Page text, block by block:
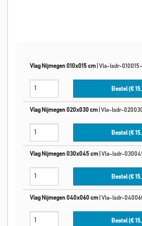
Vlag Nijmegen 010x015 cm Vla-lsdr-
Bestel (€
Vlag Nijmegen 020x030 cm Vla-lsdr-
Bestel (€
Vlag Nijmegen 030x045 cm Vla-lsdr-
Bestel (€
Vlag Nijmegen 040x060 cm Vla-lsdr-
Bestel (€